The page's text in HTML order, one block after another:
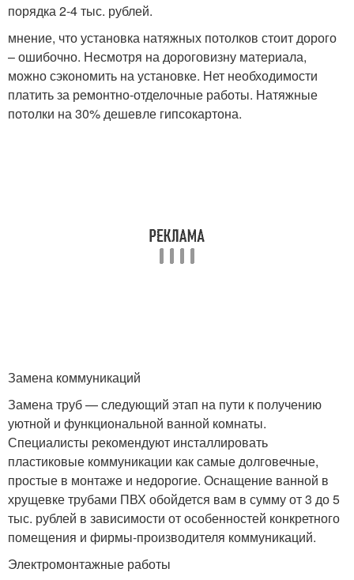
порядка 2-4 тыс. рублей.
мнение, что установка натяжных потолков стоит дорого
– ошибочно. Несмотря на дороговизну материала,
можно сэкономить на установке. Нет необходимости
платить за ремонтно-отделочные работы. Натяжные
потолки на 30% дешевле гипсокартона.
Замена коммуникаций
Замена труб — следующий этап на пути к получению
уютной и функциональной ванной комнаты.
Специалисты рекомендуют инсталлировать
пластиковые коммуникации как самые долговечные,
простые в монтаже и недорогие. Оснащение ванной в
хрущевке трубами ПВХ обойдется вам в сумму от 3 до 5
тыс. рублей в зависимости от особенностей конкретного
помещения и фирмы-производителя коммуникаций.
Электромонтажные работы